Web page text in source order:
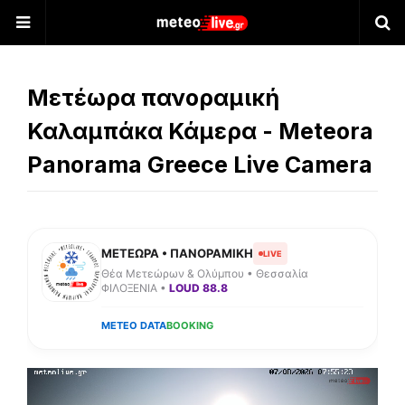
Μετέωρα πανοραμική
Καλαμπάκα Κάμερα - Meteora
Panorama Greece Live Camera
ΜΕΤΕΩΡΑ • ΠΑΝΟΡΑΜΙΚΗ LIVE
Θέα Μετεώρων & Ολύμπου • Θεσσαλία
ΦΙΛΟΞΕΝΙΑ • LOUD 88.8
METEO DATABOOKING